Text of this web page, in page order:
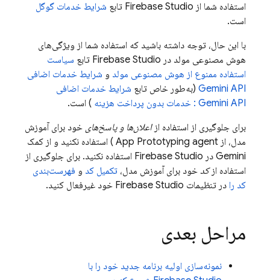
استفاده شما از Firebase Studio تابع شرایط خدمات گوگل
است.
با این حال، توجه داشته باشید که استفاده شما از ویژگی‌های
هوش مصنوعی مولد در Firebase Studio تابع سیاست
استفاده ممنوع از هوش مصنوعی مولد و شرایط خدمات اضافی
Gemini API (به‌طور خاص تابع شرایط خدمات اضافی
Gemini API : خدمات بدون پرداخت هزینه ) است.
برای جلوگیری از استفاده ازاعلان‌ها و پاسخ‌های خود برای آموزش
مدل، از App Prototyping agent ) استفاده نکنید و از کمک
Gemini در Firebase Studio استفاده نکنید. برای جلوگیری از
استفاده ازکد خود برای آموزش مدل، تکمیل کد و فهرست‌بندی
کد را در تنظیمات Firebase Studio خود غیرفعال کنید.
مراحل بعدی
نمونه‌سازی اولیه برنامه جدید خود را با